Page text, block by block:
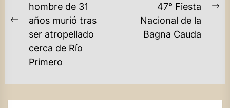
ENTRADAS
Previous
post:
hombre de 31
años murió tras
ser atropellado
cerca de Río
Primero
47° Fiesta
Nacional de la
Bagna Cauda